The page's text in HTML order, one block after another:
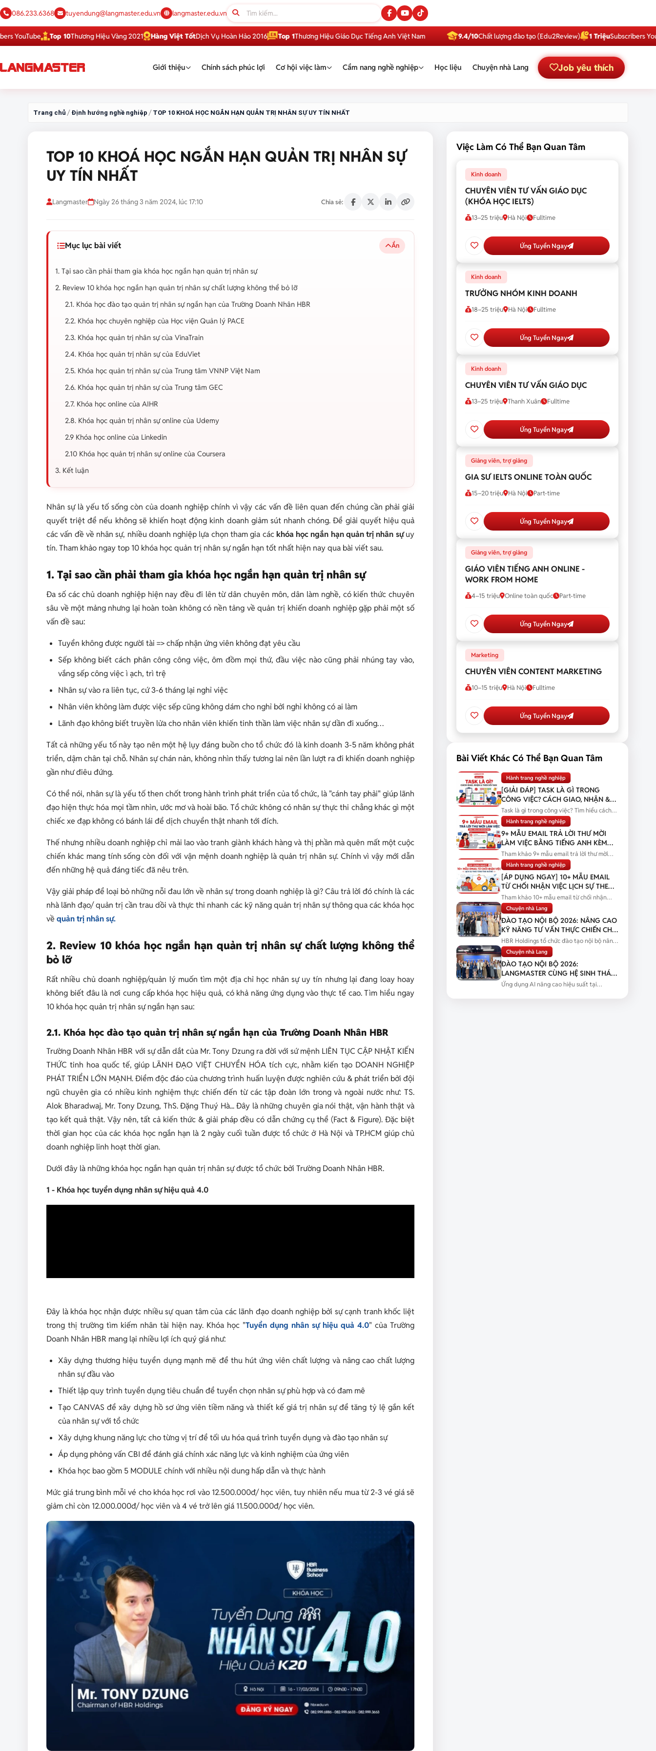
086.233.6368 tuyendung@langmaster.edu.vn langmaster.edu.vn
Top 10Thương Hiệu Vàng 2021 Hàng Việt TốtDịch Vụ Hoàn Hảo 2016 Top 1Thương Hiệu Giáo Dục Tiếng Anh Việt Nam 9.4/10Chất lượng đào tạo (Edu2Review) 1 TriệuSubscribers YouTube
Giới thiệu Chính sách phúc lợi Cơ hội việc làm Cẩm nang nghề nghiệp Học liệu Chuyện nhà Lang Job yêu thích
Trang chủ / Định hướng nghề nghiệp / TOP 10 KHOÁ HỌC NGẮN HẠN QUẢN TRỊ NHÂN SỰ UY TÍN NHẤT
TOP 10 KHOÁ HỌC NGẮN HẠN QUẢN TRỊ NHÂN SỰ
UY TÍN NHẤT
Langmaster Ngày 26 tháng 3 năm 2024, lúc 17:10 Chia sẻ:
Mục lục bài viết Ẩn
1. Tại sao cần phải tham gia khóa học ngắn hạn quản trị nhân sự
2. Review 10 khóa học ngắn hạn quản trị nhân sự chất lượng không thể bỏ lỡ
2.1. Khóa học đào tạo quản trị nhân sự ngắn hạn của Trường Doanh Nhân HBR
2.2. Khóa học chuyên nghiệp của Học viện Quản lý PACE
2.3. Khóa học quản trị nhân sự của VinaTrain
2.4. Khóa học quản trị nhân sự của EduViet
2.5. Khóa học quản trị nhân sự của Trung tâm VNNP Việt Nam
2.6. Khóa học quản trị nhân sự của Trung tâm GEC
2.7. Khóa học online của AIHR
2.8. Khóa học quản trị nhân sự online của Udemy
2.9 Khóa học online của Linkedin
2.10 Khóa học quản trị nhân sự online của Coursera
3. Kết luận
Nhân sự là yếu tố sống còn của doanh nghiệp chính vì vậy các vấn đề liên quan đến chúng cần phải giải
quyết triệt để nếu không sẽ khiến hoạt động kinh doanh giảm sút nhanh chóng. Để giải quyết hiệu quả
các vấn đề về nhân sự, nhiều doanh nghiệp lựa chọn tham gia cáckhóa học ngắn hạn quản trị nhân sựuy
tín. Tham khảo ngay top 10 khóa học quản trị nhân sự ngắn hạn tốt nhất hiện nay qua bài viết sau.
1. Tại sao cần phải tham gia khóa học ngắn hạn quản trị nhân sự
Đa số các chủ doanh nghiệp hiện nay đều đi lên từ dân chuyên môn, dân làm nghề, có kiến thức chuyên
sâu về một mảng nhưng lại hoàn toàn không có nền tảng về quản trị khiến doanh nghiệp gặp phải một số
vấn đề sau:
Tuyển không được người tài => chấp nhận ứng viên không đạt yêu cầu
Sếp không biết cách phân công công việc, ôm đồm mọi thứ, đầu việc nào cũng phải nhúng tay vào,
vắng sếp công việc ì ạch, trì trệ
Nhân sự vào ra liên tục, cứ 3-6 tháng lại nghỉ việc
Nhân viên không làm được việc sếp cũng không dám cho nghỉ bởi nghỉ không có ai làm
Lãnh đạo không biết truyền lửa cho nhân viên khiến tinh thần làm việc nhân sự dần đi xuống…
Tất cả những yếu tố này tạo nên một hệ lụy đáng buồn cho tổ chức đó là kinh doanh 3-5 năm không phát
triển, dậm chân tại chỗ. Nhân sự chán nản, không nhìn thấy tương lai nên lần lượt ra đi khiến doanh nghiệp
gần như điêu đứng.
Có thể nói, nhân sự là yếu tố then chốt trong hành trình phát triển của tổ chức, là "cánh tay phải" giúp lãnh
đạo hiện thực hóa mọi tầm nhìn, ước mơ và hoài bão. Tổ chức không có nhân sự thực thi chẳng khác gì một
chiếc xe đạp không có bánh lái để dịch chuyển thật nhanh tới đích.
Thế nhưng nhiều doanh nghiệp chỉ mải lao vào tranh giành khách hàng và thị phần mà quên mất một cuộc
chiến khác mang tính sống còn đối với vận mệnh doanh nghiệp là quản trị nhân sự. Chính vì vậy mới dẫn
đến những hệ quả đáng tiếc đã nêu trên.
Vậy giải pháp để loại bỏ những nỗi đau lớn về nhân sự trong doanh nghiệp là gì? Câu trả lời đó chính là các
nhà lãnh đạo/ quản trị cần trau dồi và thực thi nhanh các kỹ năng quản trị nhân sự thông qua các khóa học
về quản trị nhân sự.
2. Review 10 khóa học ngắn hạn quản trị nhân sự chất lượng không thể
bỏ lỡ
Rất nhiều chủ doanh nghiệp/quản lý muốn tìm một địa chỉ học nhân sự uy tín nhưng lại đang loay hoay
không biết đâu là nơi cung cấp khóa học hiệu quả, có khả năng ứng dụng vào thực tế cao. Tìm hiểu ngay
10 khóa học quản trị nhân sự ngắn hạn sau:
2.1. Khóa học đào tạo quản trị nhân sự ngắn hạn của Trường Doanh Nhân HBR
Trường Doanh Nhân HBR với sự dẫn dắt của Mr. Tony Dzung ra đời với sứ mệnh LIÊN TỤC CẬP NHẬT KIẾN
THỨC tinh hoa quốc tế, giúp LÃNH ĐẠO VIỆT CHUYỂN HÓA tích cực, nhằm kiến tạo DOANH NGHIỆP
PHÁT TRIỂN LỚN MẠNH. Điểm độc đáo của chương trình huấn luyện được nghiên cứu & phát triển bởi đội
ngũ chuyên gia có nhiều kinh nghiệm thực chiến đến từ các tập đoàn lớn trong và ngoài nước như: TS.
Alok Bharadwaj, Mr. Tony Dzung, ThS. Đặng Thuý Hà... Đây là những chuyên gia nói thật, vận hành thật và
tạo kết quả thật. Vậy nên, tất cả kiến thức & giải pháp đều có dẫn chứng cụ thể (Fact & Figure). Đặc biệt
thời gian học của các khóa học ngắn hạn là 2 ngày cuối tuần được tổ chức ở Hà Nội và TP.HCM giúp chủ
doanh nghiệp linh hoạt thời gian.
Dưới đây là những khóa học ngắn hạn quản trị nhân sự được tổ chức bởi Trường Doanh Nhân HBR.
1 - Khóa học tuyển dụng nhân sự hiệu quả 4.0
Đây là khóa học nhận được nhiều sự quan tâm của các lãnh đạo doanh nghiệp bởi sự cạnh tranh khốc liệt
trong thị trường tìm kiếm nhân tài hiện nay. Khóa học "Tuyển dụng nhân sự hiệu quả 4.0" của Trường
Doanh Nhân HBR mang lại nhiều lợi ích quý giá như:
Xây dựng thương hiệu tuyển dụng mạnh mẽ để thu hút ứng viên chất lượng và nâng cao chất lượng
nhân sự đầu vào
Thiết lập quy trình tuyển dụng tiêu chuẩn để tuyển chọn nhân sự phù hợp và có đam mê
Tạo CANVAS để xây dựng hồ sơ ứng viên tiềm năng và thiết kế giá trị nhân sự để tăng tỷ lệ gắn kết
của nhân sự với tổ chức
Xây dựng khung năng lực cho từng vị trí để tối ưu hóa quá trình tuyển dụng và đào tạo nhân sự
Áp dụng phỏng vấn CBI để đánh giá chính xác năng lực và kinh nghiệm của ứng viên
Khóa học bao gồm 5 MODULE chính với nhiều nội dung hấp dẫn và thực hành
Mức giá trung bình mỗi vé cho khóa học rơi vào 12.500.000đ/ học viên, tuy nhiên nếu mua từ 2-3 vé giá sẽ
giảm chỉ còn 12.000.000đ/ học viên và 4 vé trở lên giá 11.500.000đ/ học viên.
Việc Làm Có Thể Bạn Quan Tâm
Kinh doanh
CHUYÊN VIÊN TƯ VẤN GIÁO DỤC
(KHÓA HỌC IELTS)
13–25 triệu Hà Nội Fulltime
Ứng Tuyển Ngay
Kinh doanh
TRƯỞNG NHÓM KINH DOANH
18–25 triệu Hà Nội Fulltime
Ứng Tuyển Ngay
Kinh doanh
CHUYÊN VIÊN TƯ VẤN GIÁO DỤC
13–25 triệu Thanh Xuân Fulltime
Ứng Tuyển Ngay
Giảng viên, trợ giảng
GIA SƯ IELTS ONLINE TOÀN QUỐC
15–20 triệu Hà Nội Part-time
Ứng Tuyển Ngay
Giảng viên, trợ giảng
GIÁO VIÊN TIẾNG ANH ONLINE -
WORK FROM HOME
4–15 triệu Online toàn quốc Part-time
Ứng Tuyển Ngay
Marketing
CHUYÊN VIÊN CONTENT MARKETING
10–15 triệu Hà Nội Fulltime
Ứng Tuyển Ngay
Bài Viết Khác Có Thể Bạn Quan Tâm
Hành trang nghề nghiệp
[GIẢI ĐÁP] TASK LÀ GÌ TRONG
CÔNG VIỆC? CÁCH GIAO, NHẬN &
THEO DÕI TASK
Task là gì trong công việc? Tìm hiểu cách
giao, nhận và theo dõi task...
Hành trang nghề nghiệp
9+ MẪU EMAIL TRẢ LỜI THƯ MỜI
LÀM VIỆC BẰNG TIẾNG ANH KÈM
BẢN DỊCH
Tham khảo 9+ mẫu email trả lời thư mời
làm việc bằng tiếng Anh kèm bản...
Hành trang nghề nghiệp
[ÁP DỤNG NGAY] 10+ MẪU EMAIL
TỪ CHỐI NHẬN VIỆC LỊCH SỰ THEO
TỪNG TÌNH HUỐNG
Tham khảo 10+ mẫu email từ chối nhận
việc lịch sự theo từng tình huống...
Chuyện nhà Lang
ĐÀO TẠO NỘI BỘ 2026: NÂNG CAO
KỸ NĂNG TƯ VẤN THỰC CHIẾN CHO
ĐỘI NGŨ SALES
HBR Holdings tổ chức đào tạo nội bộ nâng
cao kỹ năng tư vấn thực chiến...
Chuyện nhà Lang
ĐÀO TẠO NỘI BỘ 2026:
LANGMASTER CÙNG HỆ SINH THÁI
HBR HOLDINGS NÂNG CAO NĂNG
Ứng dụng AI nâng cao hiệu suất tại